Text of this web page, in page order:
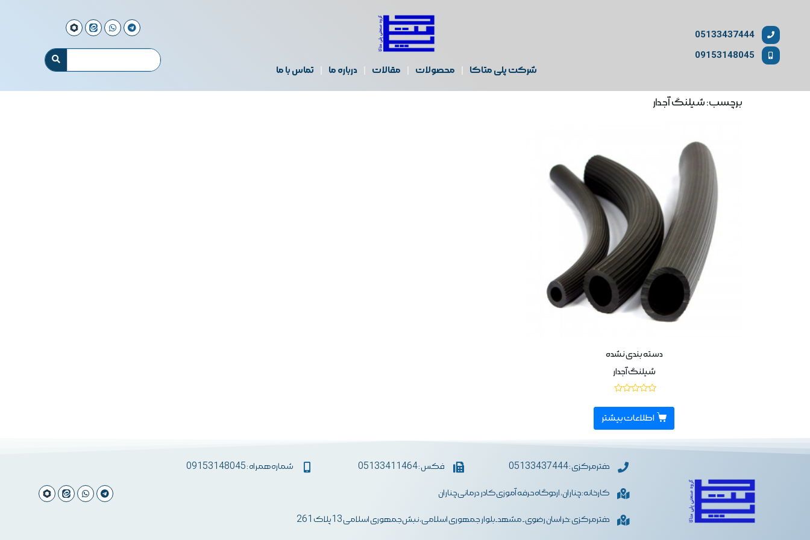
05133437444
09153148045
شرکت پلی متاکا محصولات مقالات درباره ما تماس با ما
برچسب: شیلنگ آجدار
دسته بندی نشده
شیلنگ آجدار
0
از
5اطلاعات بیشتر
دفترمرکزی : 05133437444 فکس : 05133411464 شماره همراه : 09153148045
کارخانه: چناران، اردوگاه حرفه آموزی کادر درمانی چناران
دفترمرکزی :خراسان رضوی- مشهد-بلوار جمهوری اسلامی، نبش جمهوری اسلامی 13 پلاک 261